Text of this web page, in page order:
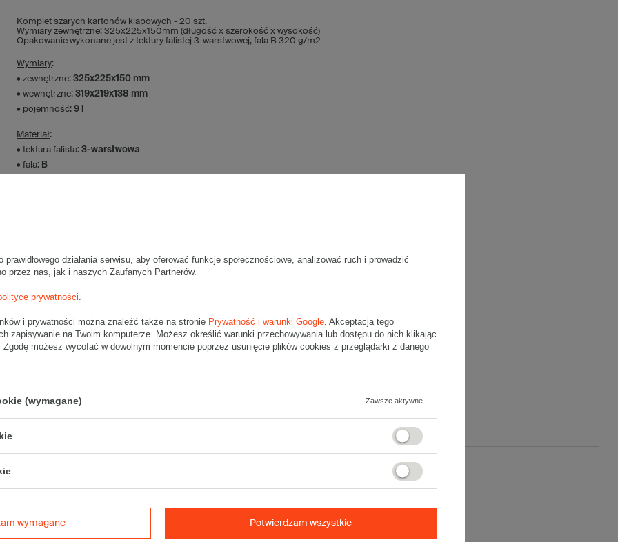
Komplet szarych kartonów klapowych - 20 szt.
Wymiary zewnętrzne: 325x225x150mm (długość x szerokość x wysokość)
Opakowanie wykonane jest z tektury falistej 3-warstwowej, fala B 320 g/m2
Wymiary:
• zewnętrzne: 325x225x150 mm
• wewnętrzne: 319x219x138 mm
• pojemność: 9 l
Materiał:
• tektura falista: 3-warstwowa
• fala: B
Karton nadaje się do pakowania wysyłek kurierskich:
• Poczta Polska List L
• InPost B
• Pocztex M
• Orlen Paczka M
Twoja ocena:
działania serwisu, aby oferować funkcje społecznościowe, analizować ruch i prowadzić
przez nas, jak i naszych Zaufanych Partnerów.
prywatności.
i prywatności można znaleźć także na stronie Prywatność i warunki Google. Akceptacja tego
zapisywanie na Twoim komputerze. Możesz określić warunki przechowywania lub dostępu do nich klikając
Zgodę możesz wycofać w dowolnym momencie poprzez usunięcie plików cookies z przeglądarki z danego
(wymagane) Zawsze aktywne
wymagane Potwierdzam wszystkie